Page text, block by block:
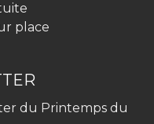
place
du Printemps du